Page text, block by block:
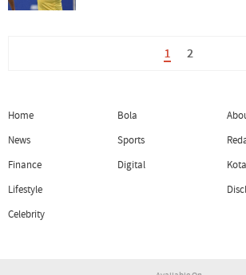
1 2
Home
News
Finance
Lifestyle
Celebrity
Bola
Sports
Digital